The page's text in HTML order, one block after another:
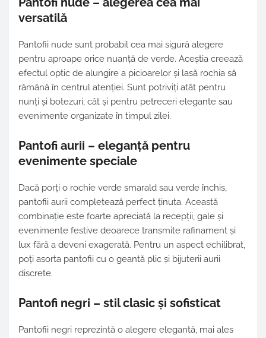
versatilă
Pantofii nude sunt probabil cea mai sigură alegere
pentru aproape orice nuanță de verde. Aceștia creează
efectul optic de alungire a picioarelor și lasă rochia să
rămână în centrul atenției. Sunt potriviți atât pentru
nunți și botezuri, cât și pentru petreceri elegante sau
evenimente organizate în timpul zilei.
Pantofi aurii – eleganță pentru
evenimente speciale
Dacă porți o rochie verde smarald sau verde închis,
pantofii aurii completează perfect ținuta. Această
combinație este foarte apreciată la recepții, gale și
evenimente festive deoarece transmite rafinament și
lux fără a deveni exagerată. Pentru un aspect echilibrat,
poți asorta pantofii cu o geantă plic și bijuterii aurii
discrete.
Pantofi negri – stil clasic și sofisticat
Pantofii negri reprezintă o alegere elegantă, mai ales